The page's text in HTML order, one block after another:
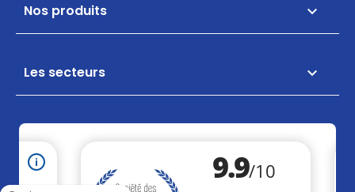
Nos produits 
Les secteurs 